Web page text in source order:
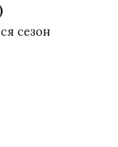
сезон